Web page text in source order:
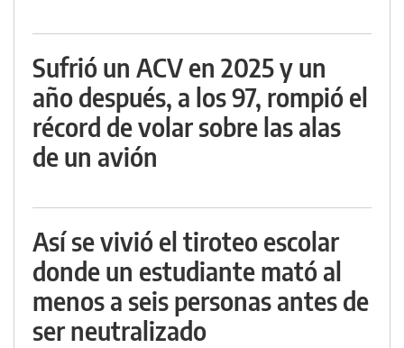
Sufrió un ACV en 2025 y un
año después, a los 97, rompió el
récord de volar sobre las alas
de un avión
Así se vivió el tiroteo escolar
donde un estudiante mató al
menos a seis personas antes de
ser neutralizado